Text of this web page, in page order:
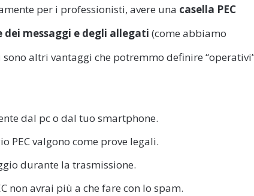
per i professionisti, avere una casella PEC
dei messaggi e degli allegati (come abbiamo
altri vantaggi che potremmo definire
dal pc o dal tuo smartphone.
PEC valgono come prove legali.
durante la trasmissione.
non avrai più a che fare con lo spam.